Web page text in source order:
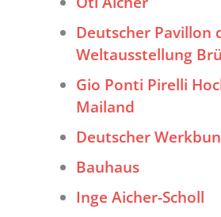
Deutscher Pavillon
Weltausstellung
Gio Ponti Pirelli
Mailand
Deutscher
Bauhaus
Inge Aicher-Scholl